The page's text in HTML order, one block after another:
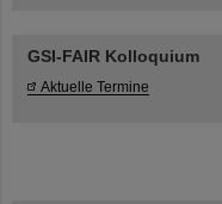
GSI-FAIR Kolloquium
Aktuelle Termine